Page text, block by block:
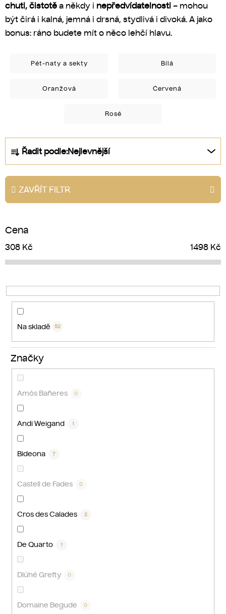
chuti, čistotě a někdy i nepředvídatelnosti – mohou
být čirá i kalná, jemná i drsná, stydlivá i divoká. A jako
bonus: ráno budete mít o něco lehčí hlavu.
Pét-naty a sekty Bílá
Oranžová Červená
Rosé
a
z
e
n
r
o
d
k
t
Řadit podle:Nejlevnější
ZAVŘÍT FILTR
Cena
308 Kč 1498 Kč
Na skladě 52
Značky
Amós Bañeres 0
Andi Weigand 1
Bideona 7
Castell de Fades 0
Cros des Calades 2
De Quarto 1
Dlúhé Grefty 0
Domaine Begude 0